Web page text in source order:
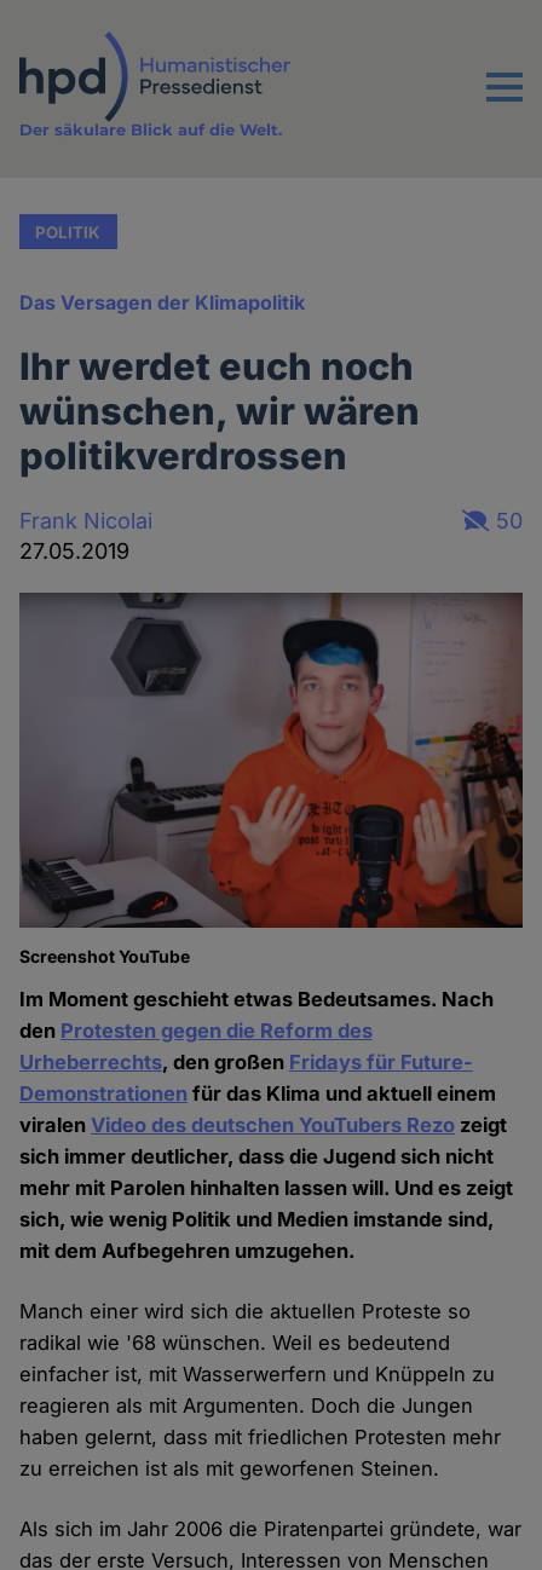
Inhalt
Menu
Der säkulare Blick auf die Welt.
POLITIK
Das Versagen der Klimapolitik
Ihr werdet euch noch
wünschen, wir wären
politikverdrossen
Frank Nicolai
27.05.2019
50
Screenshot YouTube
Im Moment geschieht etwas Bedeutsames. Nach
den Protesten gegen die Reform des
Urheberrechts, den großen Fridays für Future-
Demonstrationen für das Klima und aktuell einem
viralenVideo des deutschen YouTubers Rezo zeigt
sich immer deutlicher, dass die Jugend sich nicht
mehr mit Parolen hinhalten lassen will. Und es zeigt
sich, wie wenig Politik und Medien imstande sind,
mit dem Aufbegehren umzugehen.
Manch einer wird sich die aktuellen Proteste so
radikal wie '68 wünschen. Weil es bedeutend
einfacher ist, mit Wasserwerfern und Knüppeln zu
reagieren als mit Argumenten. Doch die Jungen
haben gelernt, dass mit friedlichen Protesten mehr
zu erreichen ist als mit geworfenen Steinen.
Als sich im Jahr 2006 die Piratenpartei gründete, war
das der erste Versuch, Interessen von Menschen